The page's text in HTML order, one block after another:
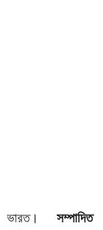
ভারত। সম্পাদিত